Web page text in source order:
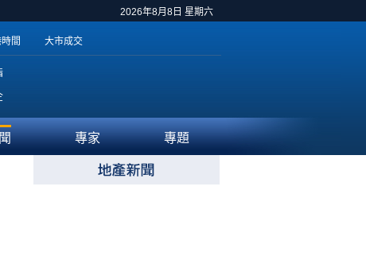
2026年8月8日 星期六
間 大市成交
專家 專題